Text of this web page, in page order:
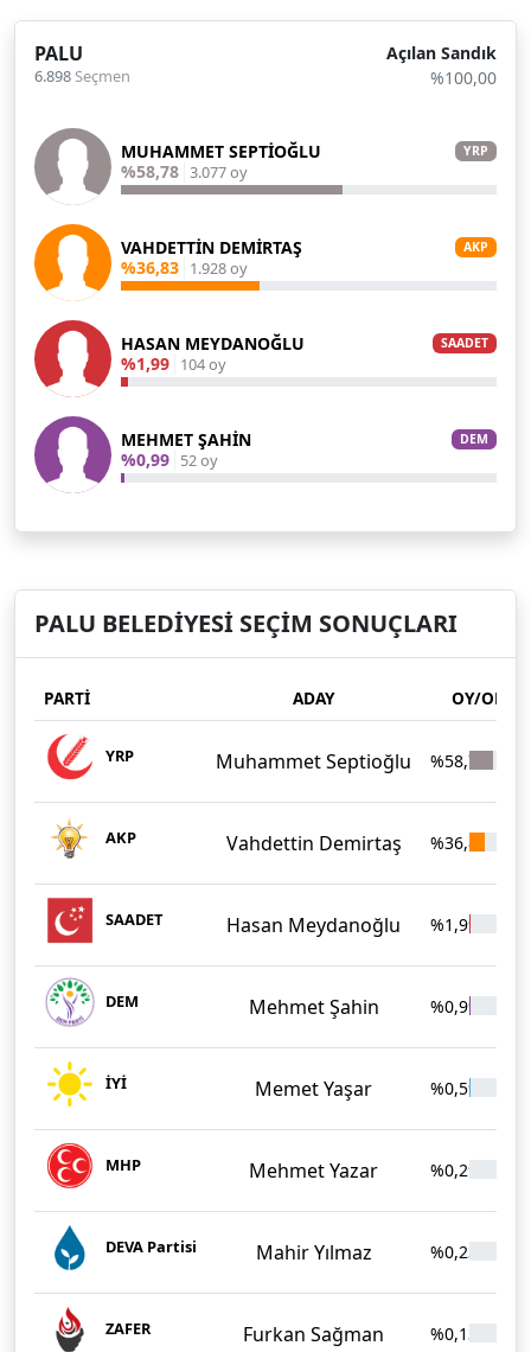
PALU
6.898Seçmen
Açılan Sandık
%100,00
MUHAMMET SEPTİOĞLU YRP
%58,78 3.077 oy
VAHDETTİN DEMİRTAŞ AKP
%36,83 1.928 oy
HASAN MEYDANOĞLU SAADET
%1,99 104 oy
MEHMET ŞAHİN DEM
%0,99 52 oy
PALU BELEDİYESİ SEÇİM SONUÇLARI
PARTİ ADAY OY/ORAN
YRP Muhammet Septioğlu %58,78
AKP Vahdettin Demirtaş %36,83
SAADET Hasan Meydanoğlu %1,99
DEM Mehmet Şahin %0,99
İYİ Memet Yaşar %0,59
MHP Mehmet Yazar %0,29
DEVA Partisi Mahir Yılmaz %0,23
ZAFER Furkan Sağman %0,13